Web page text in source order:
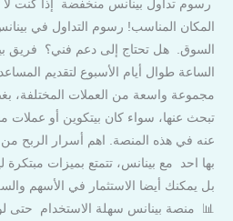
رسوم تداول بينانس منخفضة إذا كنت
المكان المناسب! رسوم التداول في
السوق. هل تحتاج إلى دعم فني؟ فريق
الساعة طوال أيام الأسبوع لتقديم
مجموعة واسعة من العملات المختلفة،
تبحث عنها، سواء كان بيتكوين أو
عنه في هذه المنصة. اهم أسرار الربح من
بها احد مع بينانس، تتمتع بميزات
بل يمكنك أيضا الاستثمار في الأسهم
📊 منصة بينانس سهلة الاستخدام حتى